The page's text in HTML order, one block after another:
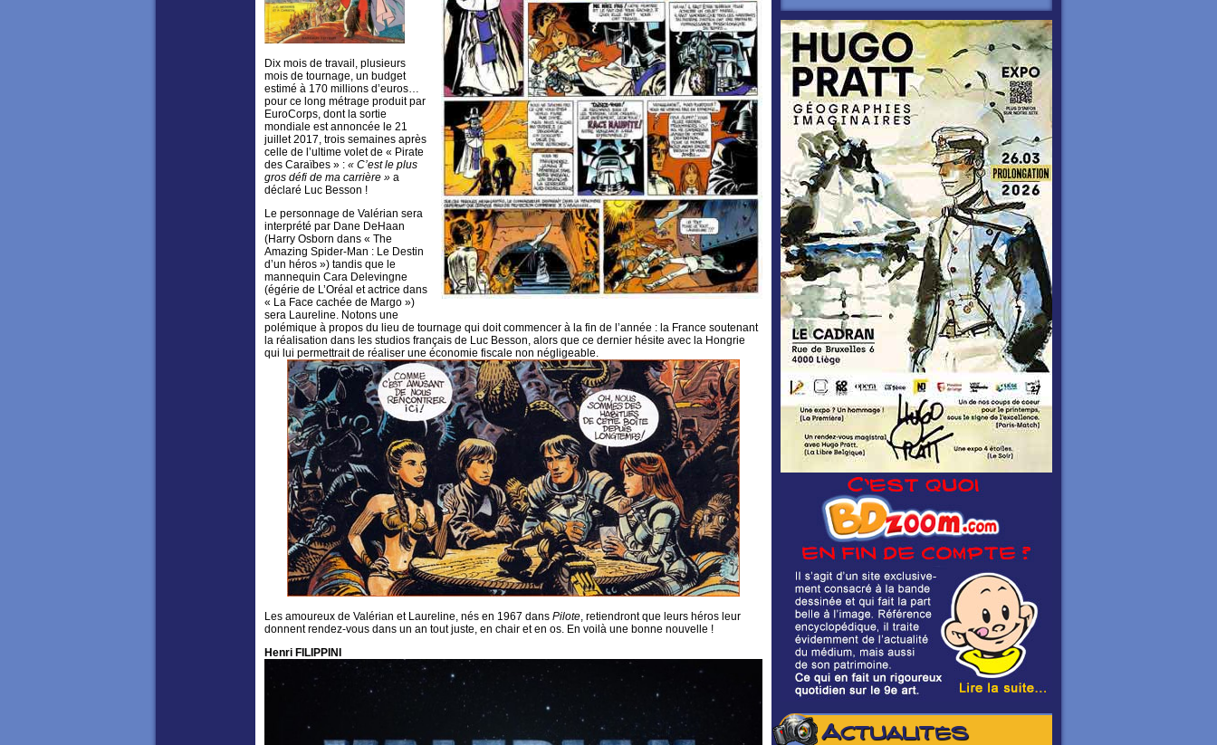
Actualités
Dix mois de travail, plusieurs
mois de tournage, un budget
estimé à 170 millions d’euros…
pour ce long métrage produit par
EuroCorps, dont la sortie
mondiale est annoncée le 21
juillet 2017, trois semaines après
celle de l’ultime volet de « Pirate
des Caraïbes » : « C’est le plus
gros défi de ma carrière » a
déclaré Luc Besson !
Le personnage de Valérian sera
interprété par Dane DeHaan
(Harry Osborn dans « The
Amazing Spider-Man : Le Destin
d’un héros ») tandis que le
mannequin Cara Delevingne
(égérie de L’Oréal et actrice dans
« La Face cachée de Margo »)
sera Laureline. Notons une
polémique à propos du lieu de tournage qui doit commencer à la fin de l’année : la France soutenant
la réalisation dans les studios français de Luc Besson, alors que ce dernier hésite avec la Hongrie
qui lui permettrait de réaliser une économie fiscale non négligeable.
Les amoureux de Valérian et Laureline, nés en 1967 dans Pilote , retiendront que leurs héros leur
donnent rendez-vous dans un an tout juste, en chair et en os. En voilà une bonne nouvelle !
Henri FILIPPINI